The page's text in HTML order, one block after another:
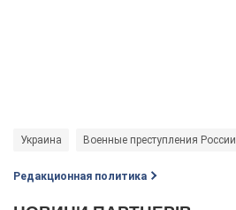
Украина Военные преступления России
Редакционная политика